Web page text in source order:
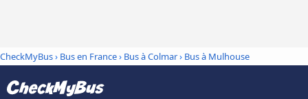
CheckMyBus› Bus en France› Bus à Colmar› Bus à Mulhouse